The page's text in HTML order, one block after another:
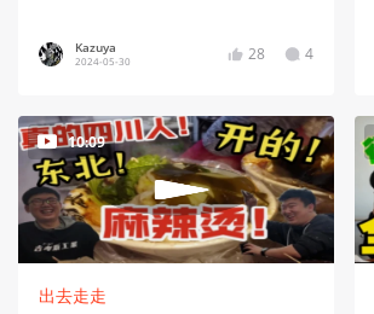
Kazuya
2024-05-30 28 4
10:09
出去走走